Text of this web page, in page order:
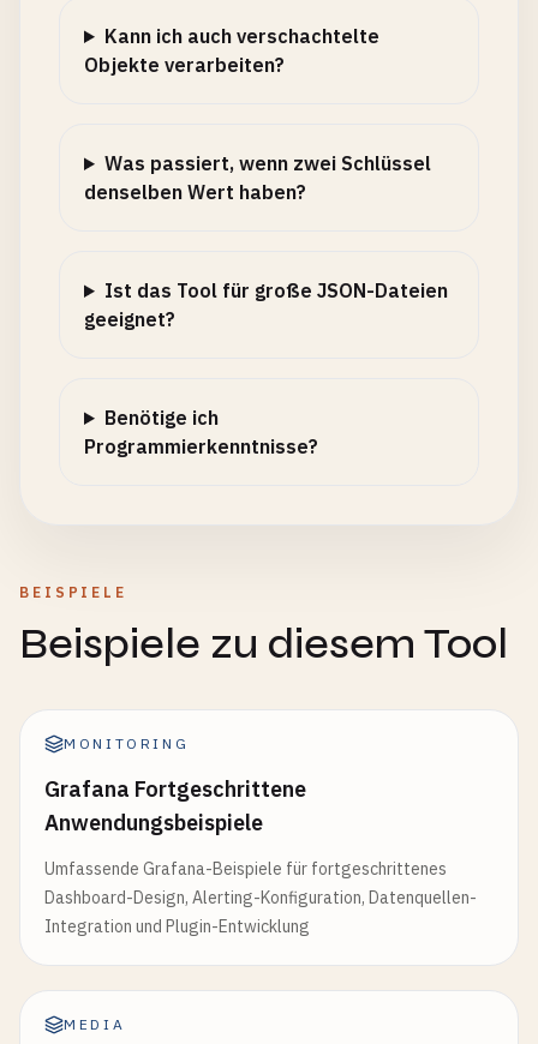
Kann ich auch verschachtelte
Objekte verarbeiten?
Was passiert, wenn zwei Schlüssel
denselben Wert haben?
Ist das Tool für große JSON-Dateien
geeignet?
Benötige ich
Programmierkenntnisse?
BEISPIELE
Beispiele zu diesem Tool
MONITORING
Grafana Fortgeschrittene
Anwendungsbeispiele
Umfassende Grafana-Beispiele für fortgeschrittenes
Dashboard-Design, Alerting-Konfiguration, Datenquellen-
Integration und Plugin-Entwicklung
MEDIA